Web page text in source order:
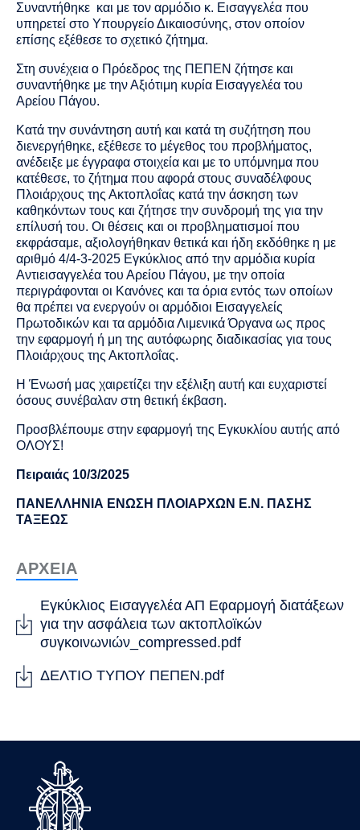
Συναντήθηκε και με τον αρμόδιο κ. Εισαγγελέα που
υπηρετεί στο Υπουργείο Δικαιοσύνης, στον οποίον
επίσης εξέθεσε το σχετικό ζήτημα.
Στη συνέχεια ο Πρόεδρος της ΠΕΠΕΝ ζήτησε και
συναντήθηκε με την Αξιότιμη κυρία Εισαγγελέα του
Αρείου Πάγου.
Κατά την συνάντηση αυτή και κατά τη συζήτηση που
διενεργήθηκε, εξέθεσε το μέγεθος του προβλήματος,
ανέδειξε με έγγραφα στοιχεία και με το υπόμνημα που
κατέθεσε, το ζήτημα που αφορά στους συναδέλφους
Πλοιάρχους της Ακτοπλοΐας κατά την άσκηση των
καθηκόντων τους και ζήτησε την συνδρομή της για την
επίλυσή του. Οι θέσεις και οι προβληματισμοί που
εκφράσαμε, αξιολογήθηκαν θετικά και ήδη εκδόθηκε η με
αριθμό 4/4-3-2025 Εγκύκλιος από την αρμόδια κυρία
Αντιεισαγγελέα του Αρείου Πάγου, με την οποία
περιγράφονται οι Κανόνες και τα όρια εντός των οποίων
θα πρέπει να ενεργούν οι αρμόδιοι Εισαγγελείς
Πρωτοδικών και τα αρμόδια Λιμενικά Όργανα ως προς
την εφαρμογή ή μη της αυτόφωρης διαδικασίας για τους
Πλοιάρχους της Ακτοπλοΐας.
Η Ένωσή μας χαιρετίζει την εξέλιξη αυτή και ευχαριστεί
όσους συνέβαλαν στη θετική έκβαση.
Προσβλέπουμε στην εφαρμογή της Εγκυκλίου αυτής από
ΟΛΟΥΣ!
Πειραιάς 10/3/2025
ΠΑΝΕΛΛΗΝΙΑ ΕΝΩΣΗ ΠΛΟΙΑΡΧΩΝ Ε.Ν. ΠΑΣΗΣ
ΤΑΞΕΩΣ
ΑΡΧΕΙΑ
Εγκύκλιος Εισαγγελέα ΑΠ Εφαρμογή διατάξεων
για την ασφάλεια των ακτοπλοϊκών
συγκοινωνιών_compressed.pdf
ΔΕΛΤΙΟ ΤΥΠΟΥ ΠΕΠΕΝ.pdf